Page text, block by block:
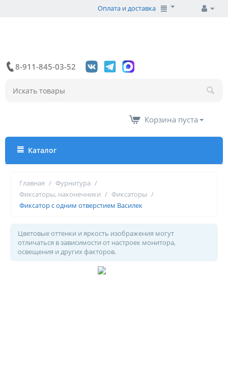
Оплата и доставка
8-911-845-03-52
Корзина пуста
Каталог
Главная / Фурнитура /
Фиксаторы, наконечники / Фиксаторы /
Фиксатор с одним отверстием Василек
Цветовые оттенки и яркость изображения могут
отличаться в зависимости от настроек монитора,
освещения и других факторов.